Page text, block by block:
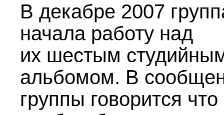
В декабре 2007
начала работу над
их шестым
альбомом. В
группы говорится что